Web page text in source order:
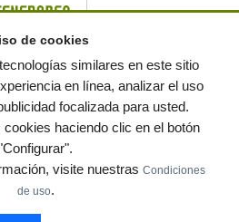
reservados Política de privacidad
|Mapa web|Preguntas frecuentes|Publica
anuncios gratis!
Notas de prensa
de cookies
similares en este sitio
en línea, analizar el uso
focalizada para usted.
haciendo clic en el botón
visite nuestras Condiciones
de uso.